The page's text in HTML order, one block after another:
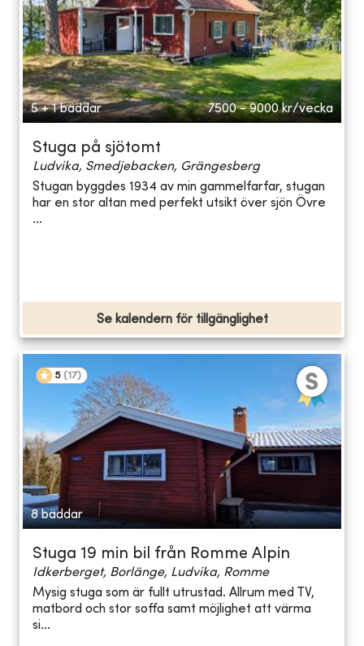
5 + 1 bäddar 7500 - 9000 kr/vecka
Stuga på sjötomt
Ludvika, Smedjebacken, Grängesberg
Stugan byggdes 1934 av min gammelfarfar, stugan
har en stor altan med perfekt utsikt över sjön Övre
...
Se kalendern för tillgänglighet
5 (17)
8 bäddar
Stuga 19 min bil från Romme Alpin
Idkerberget, Borlänge, Ludvika, Romme
Mysig stuga som är fullt utrustad. Allrum med TV,
matbord och stor soffa samt möjlighet att värma
si...